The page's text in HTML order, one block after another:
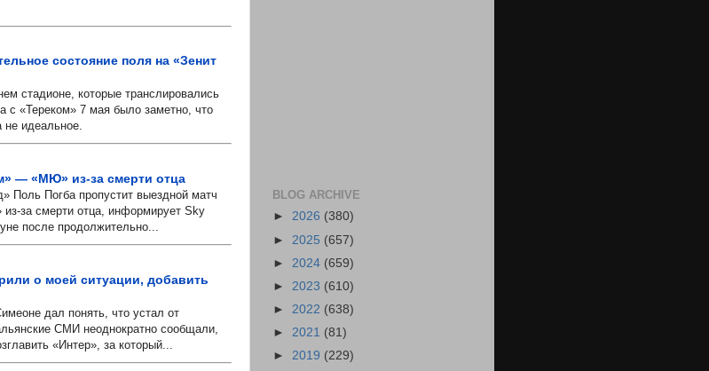
состояние поля на «Зенит
стадионе, которые транслировались
«Тереком» 7 мая было заметно, что
не идеальное.
— «МЮ» из-за смерти отца
Погба пропустит выездной матч
за смерти отца, информирует Sky
после продолжительно...
о моей ситуации, добавить
дал понять, что устал от
СМИ неоднократно сообщали,
«Интер», за который...
BLOG ARCHIVE
► 2026 (380)
► 2025 (657)
► 2024 (659)
► 2023 (610)
► 2022 (638)
► 2021 (81)
► 2019 (229)